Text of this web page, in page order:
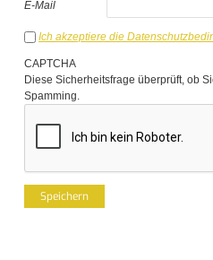
E-Mail
Ich akzeptiere die
CAPTCHA
Diese Sicherheitsfrage überprüft, ob
Spamming.